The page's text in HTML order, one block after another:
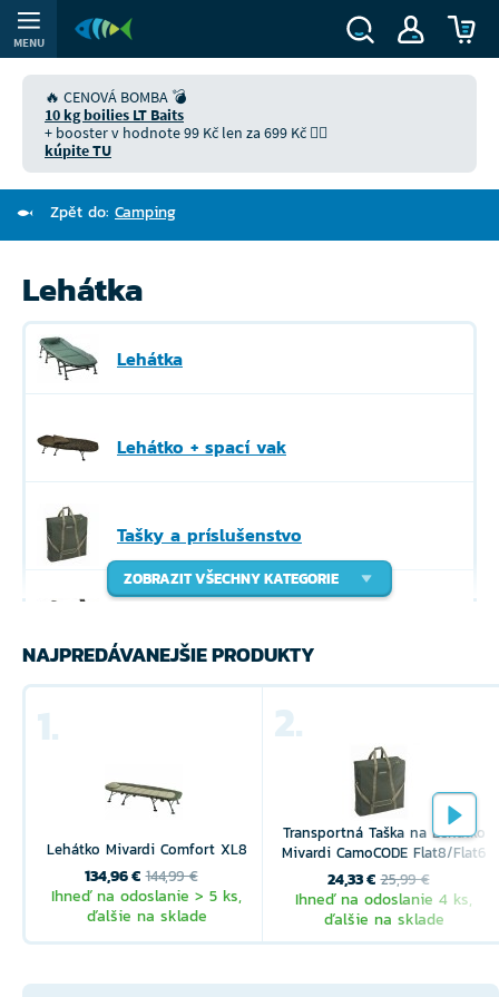
MENU
🔥 CENOVÁ BOMBA 💣
10 kg boilies LT Baits
+ booster v hodnote 99 Kč len za 699 Kč 👉🏻
kúpite TU
Zpět do: Camping
Lehátka
Lehátka
Lehátko + spací vak
Tašky a príslušenstvo
ZOBRAZIT VŠECHNY KATEGORIE
NAJPREDÁVANEJŠIE PRODUKTY
1.
Lehátko Mivardi Comfort XL8
134,96 € 144,99 €
Ihneď na odoslanie > 5 ks,
ďalšie na sklade
2.
Transportná Taška na Lehátko
Mivardi CamoCODE Flat8/Flat6
24,33 € 25,99 €
Ihneď na odoslanie 4 ks,
ďalšie na sklade